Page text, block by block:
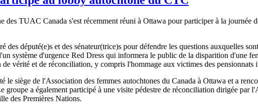
TUAC Canada s'est récemment réuni à Ottawa pour participer à la journée
député(e)s et des sénateur(trice)s pour défendre les questions auxquelles
système d'urgence Red Dress qui informera le public de la disparition d'une
vérité et de réconciliation, y compris l'hommage aux victimes des pensionnats
le siège de l'Association des femmes autochtones du Canada à Ottawa et a
groupe a également participé à une visite pédestre de réconciliation dirigée par
des Premières Nations.